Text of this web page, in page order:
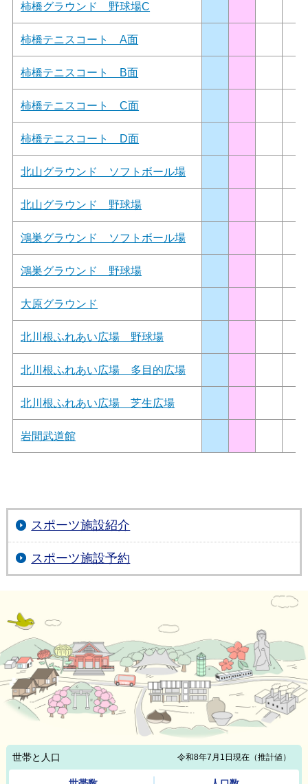
柿橋グラウンド 野球場C
柿橋テニスコート A面
柿橋テニスコート B面
柿橋テニスコート C面
柿橋テニスコート D面
北山グラウンド ソフトボール場
北山グラウンド 野球場
鴻巣グラウンド ソフトボール場
鴻巣グラウンド 野球場
大原グラウンド
北川根ふれあい広場 野球場
北川根ふれあい広場 多目的広場
北川根ふれあい広場 芝生広場
岩間武道館
スポーツ施設紹介
スポーツ施設予約